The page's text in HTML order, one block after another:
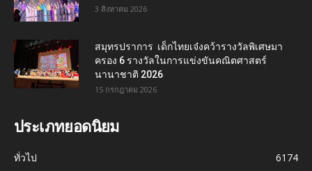
3 สิงหาคม 2026
สมุทรปราการ เด็กไทยเจ๋งคว้ารางวัลพิเศษมา
ครอง 6 รางวัลในการแข่งขันคณิตศาสตร์
นานาชาติ 2026
15 กรกฎาคม 2026
ประเภทยอดนิยม
ทั่วไป
6174